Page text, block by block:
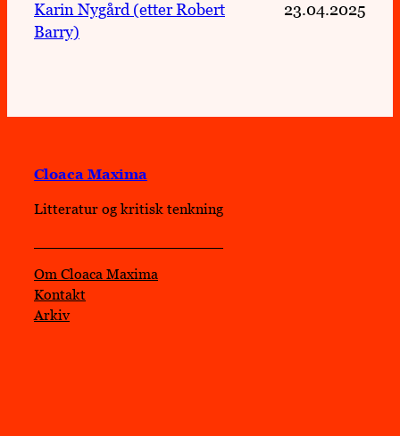
Karin Nygård (etter Robert
Barry)
23.04.2025
Cloaca Maxima
Litteratur og kritisk tenkning
Om Cloaca Maxima
Kontakt
Arkiv